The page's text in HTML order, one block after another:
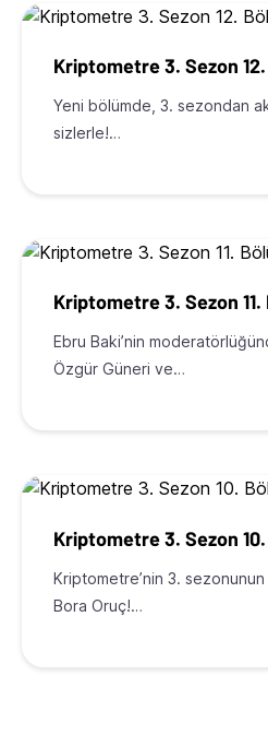
Kriptometre 3. Sezon
Yeni bölümde, 3. sezondan
sizlerle!…
Kriptometre 3. Sezon 11.
Ebru Baki’nin
Özgür Güneri ve…
Kriptometre 3. Sezon
Kriptometre’nin 3.
Bora Oruç!…